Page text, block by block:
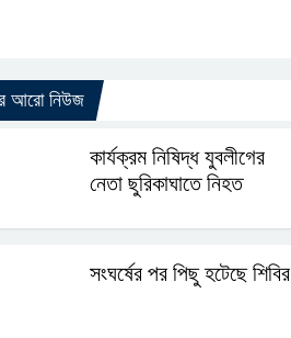
আরো নিউজ
কার্যক্রম নিষিদ্ধ যুবলীগের
নেতা ছুরিকাঘাতে নিহত
সংঘর্ষের পর পিছু হটেছে শিবির